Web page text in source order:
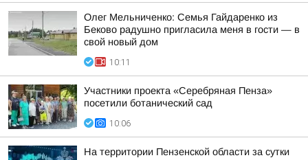
Олег Мельниченко: Семья Гайдаренко из
Беково радушно пригласила меня в гости — в
свой новый дом
10:11
Участники проекта «Серебряная Пенза»
посетили ботанический сад
10:06
На территории Пензенской области за сутки